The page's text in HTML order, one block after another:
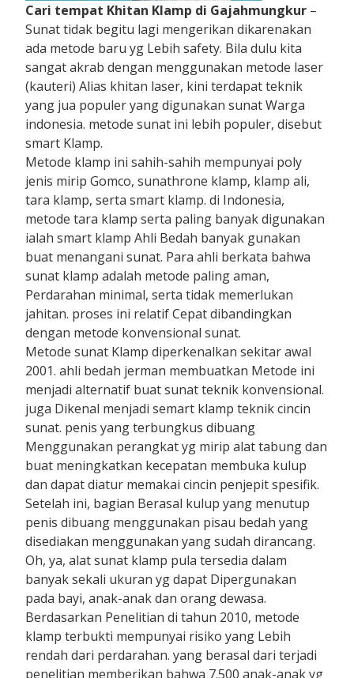
Cari tempat Khitan Klamp di Gajahmungkur –
Sunat tidak begitu lagi mengerikan dikarenakan
ada metode baru yg Lebih safety. Bila dulu kita
sangat akrab dengan menggunakan metode laser
(kauteri) Alias khitan laser, kini terdapat teknik
yang jua populer yang digunakan sunat Warga
indonesia. metode sunat ini lebih populer, disebut
smart Klamp.
Metode klamp ini sahih-sahih mempunyai poly
jenis mirip Gomco, sunathrone klamp, klamp ali,
tara klamp, serta smart klamp. di Indonesia,
metode tara klamp serta paling banyak digunakan
ialah smart klamp Ahli Bedah banyak gunakan
buat menangani sunat. Para ahli berkata bahwa
sunat klamp adalah metode paling aman,
Perdarahan minimal, serta tidak memerlukan
jahitan. proses ini relatif Cepat dibandingkan
dengan metode konvensional sunat.
Metode sunat Klamp diperkenalkan sekitar awal
2001. ahli bedah jerman membuatkan Metode ini
menjadi alternatif buat sunat teknik konvensional.
juga Dikenal menjadi semart klamp teknik cincin
sunat. penis yang terbungkus dibuang
Menggunakan perangkat yg mirip alat tabung dan
buat meningkatkan kecepatan membuka kulup
dan dapat diatur memakai cincin penjepit spesifik.
Setelah ini, bagian Berasal kulup yang menutup
penis dibuang menggunakan pisau bedah yang
disediakan menggunakan yang sudah dirancang.
Oh, ya, alat sunat klamp pula tersedia dalam
banyak sekali ukuran yg dapat Dipergunakan
pada bayi, anak-anak dan orang dewasa.
Berdasarkan Penelitian di tahun 2010, metode
klamp terbukti mempunyai risiko yang Lebih
rendah dari perdarahan. yang berasal dari terjadi
penelitian memberikan bahwa 7.500 anak-anak yg